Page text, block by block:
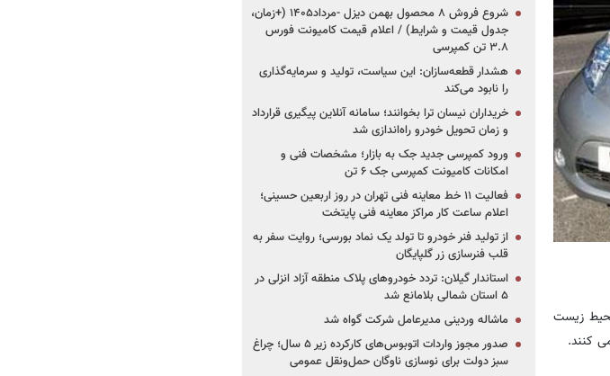
زیست
کنند.
شروع فروش ۸ محصول بهمن دیزل -مرداد۱۴۰۵ (+زمان،
جدول قیمت و شرایط) / اعلام قیمت کامیونت فورس
۳.۸ تن کمپرسی
هشدار قطعه‌سازان: این سیاست، تولید و سرمایه‌گذاری
را نابود می‌کند
خریداران نیسان ترا بخوانند؛ سامانه آنلاین پیگیری قرارداد
و زمان تحویل خودرو راه‌اندازی شد
ورود کمپرسی جدید جک به بازار؛ مشخصات فنی و
امکانات کامیونت کمپرسی جک ۶ تن
فعالیت ۱۱ خط معاینه فنی تهران در روز اربعین حسینی؛
اعلام ساعت کار مراکز معاینه فنی پایتخت
از تولید فنر خودرو تا تولد یک نماد بورسی؛ روایت سفر به
قلب فنرسازی زر گلپایگان
استاندار گیلان: تردد خودروهای پلاک منطقه آزاد انزلی در
۵ استان شمالی بلامانع شد
ماشاله وردینی مدیرعامل شرکت گواه شد
صدور مجوز واردات اتوبوس‌های کارکرده زیر ۵ سال؛ چراغ
سبز دولت برای نوسازی ناوگان حمل‌ونقل عمومی